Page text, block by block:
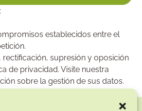
establecidos entre el
supresión y oposición
de privacidad. Visite nuestra
sobre la gestión de sus datos.